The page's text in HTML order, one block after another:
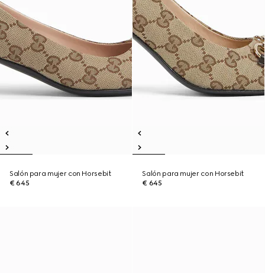
Salón para mujer con Horsebit
€ 645
Salón para mujer con Horsebit
€ 645